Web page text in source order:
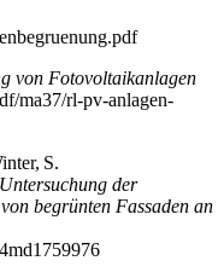
von Fotovoltaikanlagen
ma37/rl-pv-anlagen-
S.
der
begrünten Fassaden an